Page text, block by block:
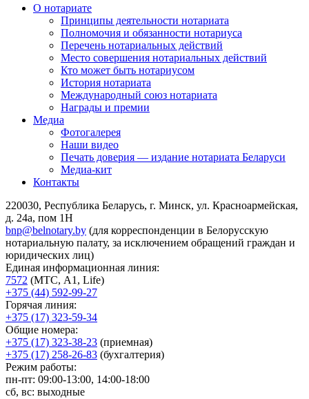
О нотариате
Принципы деятельности нотариата
Полномочия и обязанности нотариуса
Перечень нотариальных действий
Место совершения нотариальных действий
Кто может быть нотариусом
История нотариата
Международный союз нотариата
Награды и премии
Медиа
Фотогалерея
Наши видео
Печать доверия — издание нотариата Беларуси
Медиа-кит
Контакты
220030, Республика Беларусь, г. Минск, ул. Красноармейская,
д. 24а, пом 1Н
bnp@belnotary.by (для корреспонденции в Белорусскую
нотариальную палату, за исключением обращений граждан и
юридических лиц)
Единая информационная линия:
7572 (МТС, A1, Life)
+375 (44) 592-99-27
Горячая линия:
+375 (17) 323-59-34
Общие номера:
+375 (17) 323-38-23 (приемная)
+375 (17) 258-26-83 (бухгалтерия)
Режим работы:
пн-пт: 09:00-13:00, 14:00-18:00
сб, вс: выходные